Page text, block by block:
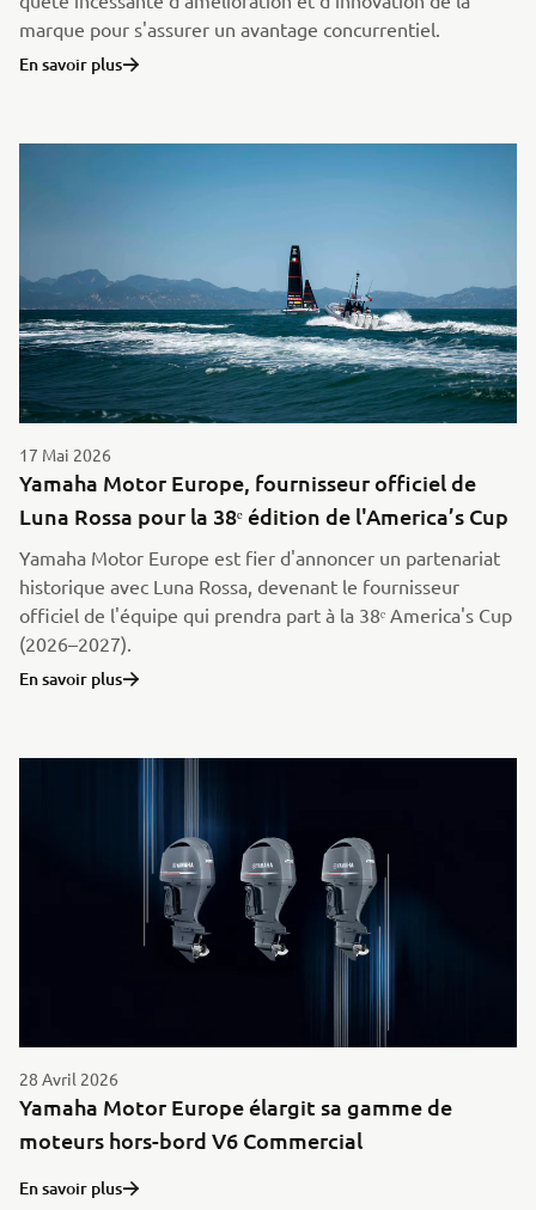
marque pour s'assurer un avantage concurrentiel.
En savoir plus
17 Mai 2026
Yamaha Motor Europe, fournisseur officiel de
Luna Rossa pour la 38ᵉ édition de l'America’s Cup
Yamaha Motor Europe est fier d'annoncer un partenariat
historique avec Luna Rossa, devenant le fournisseur
officiel de l'équipe qui prendra part à la 38ᵉ America's Cup
(2026–2027).
En savoir plus
28 Avril 2026
Yamaha Motor Europe élargit sa gamme de
moteurs hors-bord V6 Commercial
En savoir plus